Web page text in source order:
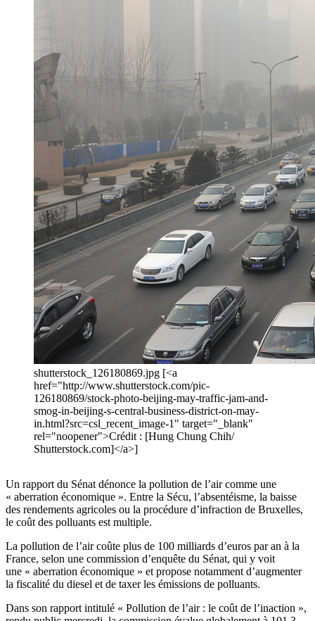
shutterstock_126180869.jpg [<a
href="http://www.shutterstock.com/pic-
126180869/stock-photo-beijing-may-traffic-jam-and-
smog-in-beijing-s-central-business-district-on-may-
in.html?src=csl_recent_image-1" target="_blank"
rel="noopener">Crédit : [Hung Chung Chih/
Shutterstock.com]</a>]
Un rapport du Sénat dénonce la pollution de l’air comme une
« aberration économique ». Entre la Sécu, l’absentéisme, la baisse
des rendements agricoles ou la procédure d’infraction de Bruxelles,
le coût des polluants est multiple.
La pollution de l’air coûte plus de 100 milliards d’euros par an à la
France, selon une commission d’enquête du Sénat, qui y voit
une « aberration économique » et propose notamment d’augmenter
la fiscalité du diesel et de taxer les émissions de polluants.
Dans son rapport intitulé « Pollution de l’air : le coût de l’inaction »,